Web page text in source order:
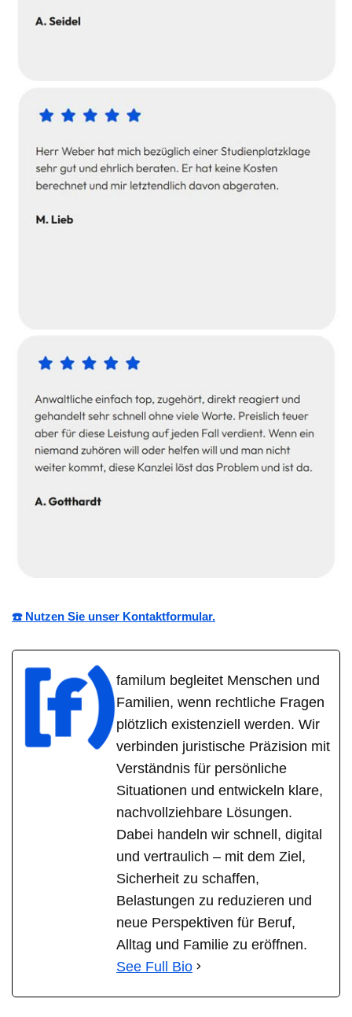
☎️ Nutzen Sie unser Kontaktformular.
familum begleitet Menschen und
Familien, wenn rechtliche Fragen
plötzlich existenziell werden. Wir
verbinden juristische Präzision mit
Verständnis für persönliche
Situationen und entwickeln klare,
nachvollziehbare Lösungen.
Dabei handeln wir schnell, digital
und vertraulich – mit dem Ziel,
Sicherheit zu schaffen,
Belastungen zu reduzieren und
neue Perspektiven für Beruf,
Alltag und Familie zu eröffnen.
See Full Bio